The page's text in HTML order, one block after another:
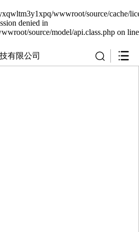
wwwroot/source/cache/
denied in
source/model/api.class.php on line
有限公司